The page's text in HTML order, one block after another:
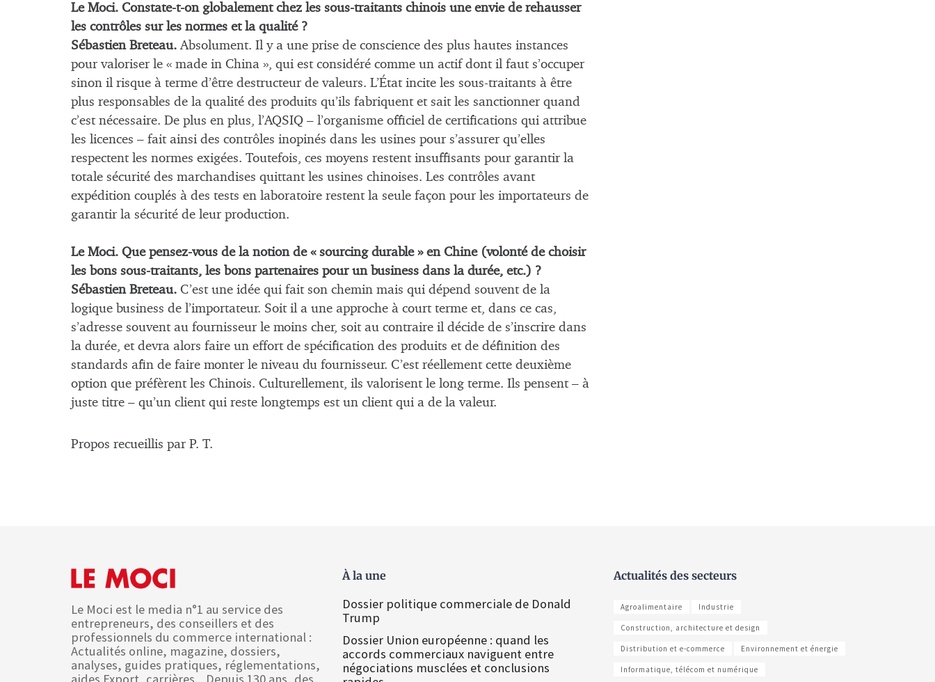
Le Moci. Constate-t-on globalement chez les sous-traitants chinois une envie de rehausser
les contrôles sur les normes et la qualité ?
Sébastien Breteau. Absolument. Il y a une prise de conscience des plus hautes instances
pour valoriser le « made in China », qui est considéré comme un actif dont il faut s’occuper
sinon il risque à terme d’être destructeur de valeurs. L’État incite les sous-traitants à être
plus responsables de la qualité des produits qu’ils fabriquent et sait les sanctionner quand
c’est nécessaire. De plus en plus, l’AQSIQ – l’organisme officiel de certifications qui attribue
les licences – fait ainsi des contrôles inopinés dans les usines pour s’assurer qu’elles
respectent les normes exigées. Toutefois, ces moyens restent insuffisants pour garantir la
totale sécurité des marchandises quittant les usines chinoises. Les contrôles avant
expédition couplés à des tests en laboratoire restent la seule façon pour les importateurs de
garantir la sécurité de leur production.
Le Moci. Que pensez-vous de la notion de « sourcing durable » en Chine (volonté de choisir
les bons sous-traitants, les bons partenaires pour un business dans la durée, etc.) ?
Sébastien Breteau. C’est une idée qui fait son chemin mais qui dépend souvent de la
logique business de l’importateur. Soit il a une approche à court terme et, dans ce cas,
s’adresse souvent au fournisseur le moins cher, soit au contraire il décide de s’inscrire dans
la durée, et devra alors faire un effort de spécification des produits et de définition des
standards afin de faire monter le niveau du fournisseur. C’est réellement cette deuxième
option que préfèrent les Chinois. Culturellement, ils valorisent le long terme. Ils pensent – à
juste titre – qu’un client qui reste longtemps est un client qui a de la valeur.
Propos recueillis par P. T.
Le Moci est le media n°1 au service des
entrepreneurs, des conseillers et des
professionnels du commerce international :
Actualités online, magazine, dossiers,
analyses, guides pratiques, réglementations,
aides Export, carrières... Depuis 130 ans, des
À la une
Dossier politique commerciale de Donald
Trump
Dossier Union européenne : quand les
accords commerciaux naviguent entre
négociations musclées et conclusions
Actualités des secteurs
Agroalimentaire Industrie
Construction, architecture et design
Distribution et e-commerce Environnement et énergie
Informatique, télécom et numérique